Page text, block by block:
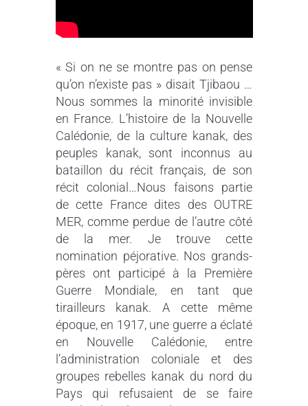
« Si on ne se montre pas on pense
qu’on n’existe pas » disait Tjibaou …
Nous sommes la minorité invisible
en France. L’histoire de la Nouvelle
Calédonie, de la culture kanak, des
peuples kanak, sont inconnus au
bataillon du récit français, de son
récit colonial…Nous faisons partie
de cette France dites des OUTRE
MER, comme perdue de l’autre côté
de la mer. Je trouve cette
nomination péjorative. Nos grands-
pères ont participé à la Première
Guerre Mondiale, en tant que
tirailleurs kanak. A cette même
époque, en 1917, une guerre a éclaté
en Nouvelle Calédonie, entre
l’administration coloniale et des
groupes rebelles kanak du nord du
Pays qui refusaient de se faire